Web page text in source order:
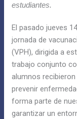
estudiantes.
El pasado jueves
jornada de
(VPH), dirigida a
trabajo conjunto
alumnos
prevenir
forma parte de
garantizar un